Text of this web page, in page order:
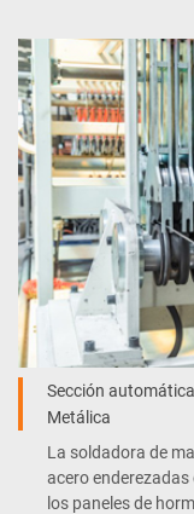
Sección
Metálica
La soldadora de
acero
los paneles de